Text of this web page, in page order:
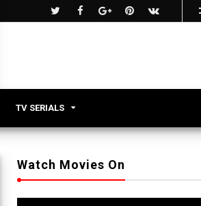
TV SERIALS
Watch Movies On